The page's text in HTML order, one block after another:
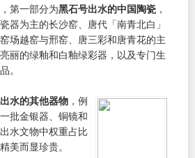
第一部分为黑石号出水的中国陶瓷 ，
器为主的长沙窑、唐代「南青北白」
场越窑与邢窑、唐三彩和唐青花的主
丽的绿釉和白釉绿彩器，以及专门生
。
水的其他器物 ，例
批金银器、铜镜和
水文物中权重占比
美而显珍贵。